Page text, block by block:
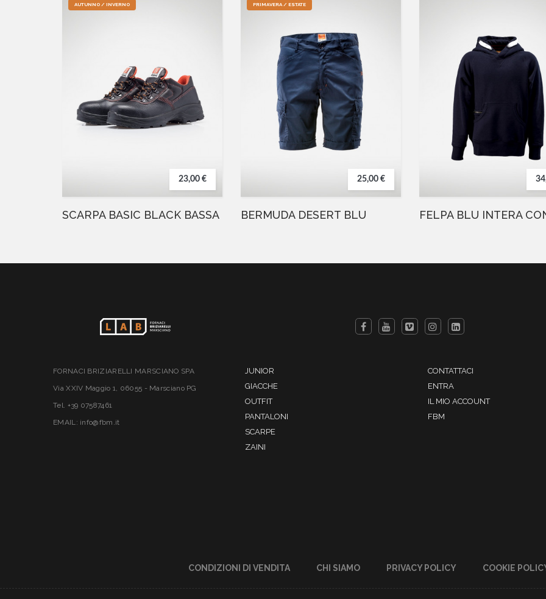
AUTUNNO / INVERNO
23,00 €
SCARPA BASIC BLACK BASSA
PRIMAVERA / ESTATE
25,00 €
BERMUDA DESERT BLU
FORNACI BRIZIARELLI MARSCIANO SPA
Via XXIV Maggio 1, 06055 - Marsciano PG
Tel. +39 07587461
EMAIL: info@fbm.it
JUNIOR
GIACCHE
OUTFIT
PANTALONI
SCARPE
ZAINI
CONTATTACI
ENTRA
IL MIO ACCOUNT
FBM
CONDIZIONI DI VENDITA CHI SIAMO PRIVACY POLICY COOKIE